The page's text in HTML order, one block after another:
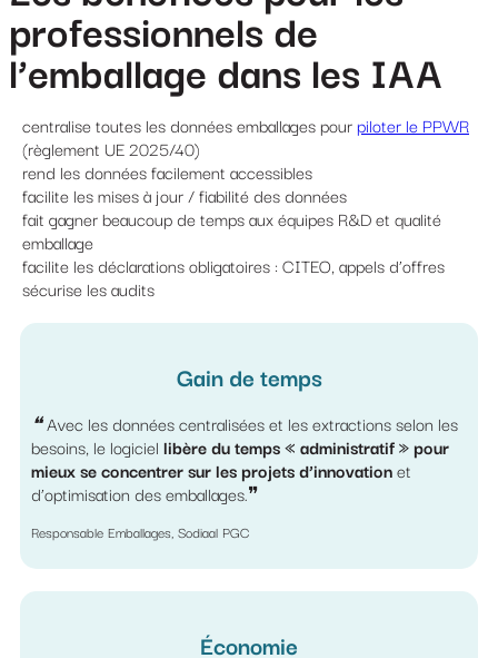
professionnels de
l’emballage dans les IAA
centralise toutes les données emballages pourpiloter le PPWR
(règlement UE 2025/40)
rend les données facilement accessibles
facilite les mises à jour / fiabilité des données
fait gagner beaucoup de temps aux équipes R&D et qualité
emballage
facilite les déclarations obligatoires : CITEO, appels d’offres
sécurise les audits
Gain de temps
❝Avec les données centralisées et les extractions selon les
besoins, le logiciel libère du temps « administratif» pour
mieux se concentrer sur les projets d’innovationet
d’optimisation des emballages.❞
Responsable Emballages, Sodiaal PGC
Économie